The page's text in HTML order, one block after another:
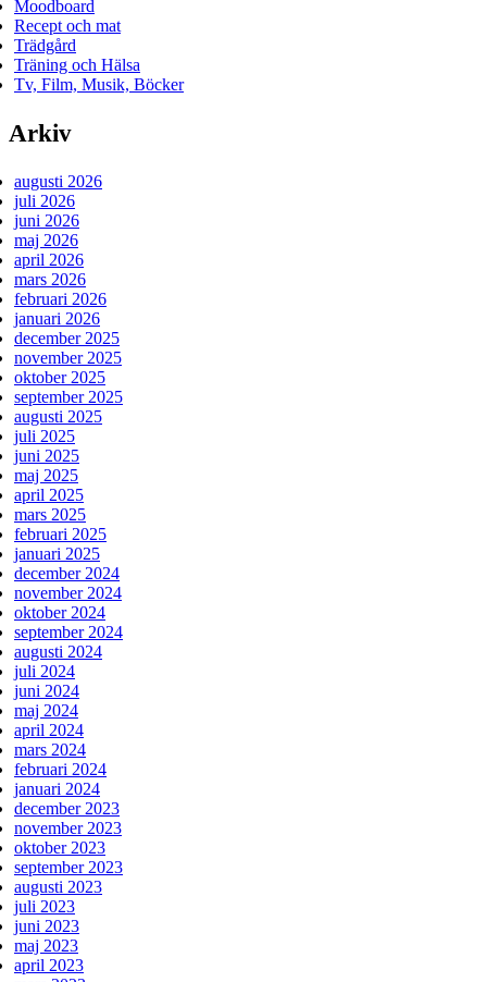
Moodboard
Recept och mat
Trädgård
Träning och Hälsa
Tv, Film, Musik, Böcker
Arkiv
augusti 2026
juli 2026
juni 2026
maj 2026
april 2026
mars 2026
februari 2026
januari 2026
december 2025
november 2025
oktober 2025
september 2025
augusti 2025
juli 2025
juni 2025
maj 2025
april 2025
mars 2025
februari 2025
januari 2025
december 2024
november 2024
oktober 2024
september 2024
augusti 2024
juli 2024
juni 2024
maj 2024
april 2024
mars 2024
februari 2024
januari 2024
december 2023
november 2023
oktober 2023
september 2023
augusti 2023
juli 2023
juni 2023
maj 2023
april 2023